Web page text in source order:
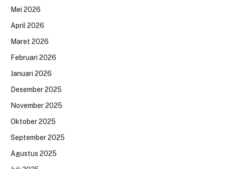
Mei 2026
April 2026
Maret 2026
Februari 2026
Januari 2026
Desember 2025
November 2025
Oktober 2025
September 2025
Agustus 2025